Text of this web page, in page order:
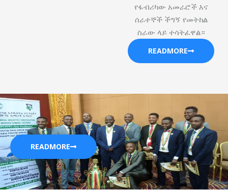
የፋብሪካው አመራሮች እና
ሰራተኞች ችግኝ የመትከል
ስራው ላይ ተሳትፈዋል።
READMORE
READMORE